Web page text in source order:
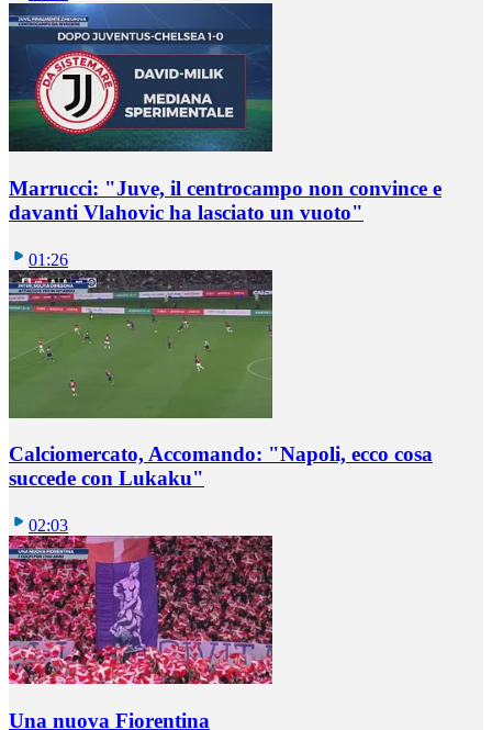
Marrucci: "Juve, il centrocampo non convince e
davanti Vlahovic ha lasciato un vuoto"
01:26
Calciomercato, Accomando: "Napoli, ecco cosa
succede con Lukaku"
02:03
Una nuova Fiorentina